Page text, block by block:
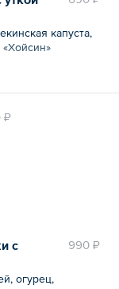
капуста,
₽
990 ₽
с
огурец,